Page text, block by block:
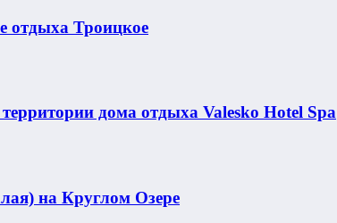
отдыха Троицкое
дома отдыха Valesko Hotel Spa
на Круглом Озере